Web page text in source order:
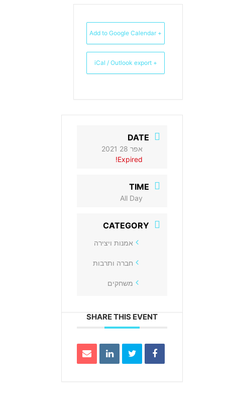
+ Add to Google Calendar
+ iCal / Outlook export
DATE
אפר 28 2021
Expired!
TIME
All Day
CATEGORY
אמנות ויצירה
חברה ותרבות
משחקים
SHARE THIS EVENT